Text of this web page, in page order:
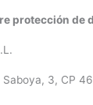
protección de
3, CP